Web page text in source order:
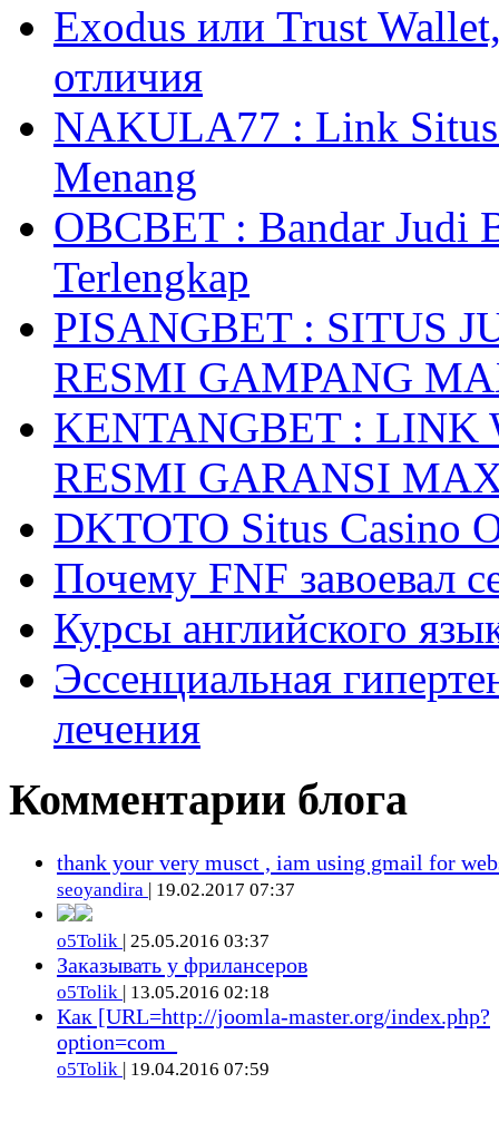
Exodus или Trust
отличия
NAKULA77 : Link Situs
Menang
OBCBET : Bandar Judi
Terlengkap
PISANGBET : SITUS
RESMI GAMPANG
KENTANGBET : LINK
RESMI GARANSI
DKTOTO Situs Casino
Почему FNF завоевал
Курсы английского
Эссенциальная
лечения
Комментарии блога
thank your very musct , iam using gmail for
seoyandira | 19.02.2017 07:37
o5Tolik | 25.05.2016 03:37
Заказывать у фрилансеров
o5Tolik | 13.05.2016 02:18
Как [URL=http://joomla-master.org/index.php?
option=com_
o5Tolik | 19.04.2016 07:59